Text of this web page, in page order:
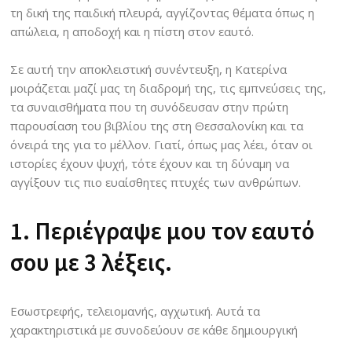
τη δική της παιδική πλευρά, αγγίζοντας θέματα όπως η
απώλεια, η αποδοχή και η πίστη στον εαυτό.
Σε αυτή την αποκλειστική συνέντευξη, η Κατερίνα
μοιράζεται μαζί μας τη διαδρομή της, τις εμπνεύσεις της,
τα συναισθήματα που τη συνόδευσαν στην πρώτη
παρουσίαση του βιβλίου της στη Θεσσαλονίκη και τα
όνειρά της για το μέλλον. Γιατί, όπως μας λέει, όταν οι
ιστορίες έχουν ψυχή, τότε έχουν και τη δύναμη να
αγγίξουν τις πιο ευαίσθητες πτυχές των ανθρώπων.
1. Περιέγραψε μου τον εαυτό
σου με 3 λέξεις.
Εσωστρεφής, τελειομανής, αγχωτική. Αυτά τα
χαρακτηριστικά με συνοδεύουν σε κάθε δημιουργική